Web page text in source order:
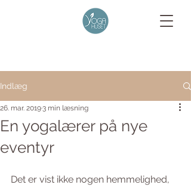
Indlæg
En yogalærer på nye
eventyr
26. mar. 20193 min læsning
Det er vist ikke nogen hemmelighed,